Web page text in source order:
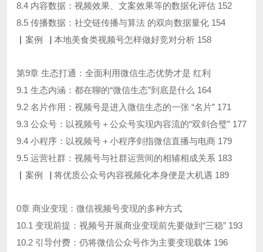
8.4 内容数据：视频效果、文案效果等的数据化评估 152
8.5 传播数据：社交链传播与算法 的双向数据量化 154
▏案例▕ 本地美食类视频号怎样做好竞对分析 158
第9章 生态打通：全面利用微信生态优势才是 红利
9.1 生态内涵：都在聊的“微信生态”到底是什么 164
9.2 名片作用：视频号是进入微信生态的一张 “名片” 171
9.3 公众号：以视频号＋公众号实现内容流的“双剑合璧” 177
9.4 小程序：以视频号＋小程序剑指微信直播与电商 179
9.5 运营社群：视频号与社群运营间的相辅相成关系 183
▏案例▕ 将优质公众号内容视频化本身便是大机遇 189
0章 商业变现：微信视频号变现的多种方式
10.1 变现前提：视频号开展商业变现前先要做到“三稳” 193
10.2 引导付费：仍将微信公众号作为主要变现载体 196